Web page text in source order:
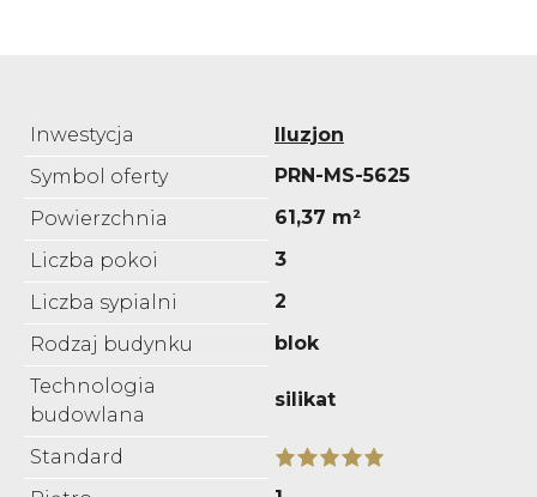
Inwestycja
Iluzjon
Symbol oferty
PRN-MS-5625
Powierzchnia
61,37 m²
Liczba pokoi
3
Liczba sypialni
2
Rodzaj budynku
blok
Technologia
budowlana
silikat
Standard